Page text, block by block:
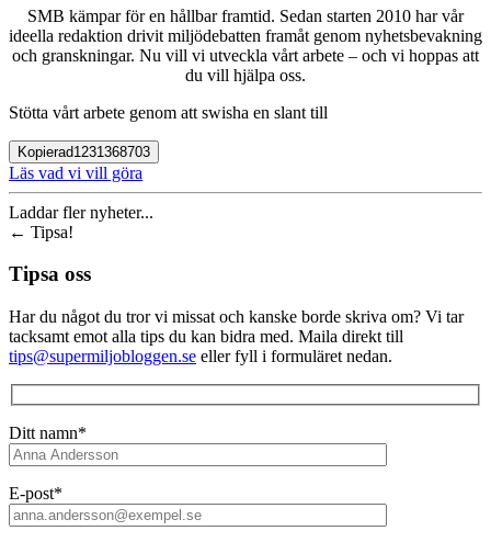
SMB kämpar för en hållbar framtid. Sedan starten 2010 har vår
ideella redaktion drivit miljödebatten framåt genom nyhetsbevakning
och granskningar. Nu vill vi utveckla vårt arbete – och vi hoppas att
du vill hjälpa oss.
Stötta vårt arbete genom att swisha en slant till
Kopierad1231368703
Läs vad vi vill göra
Laddar fler nyheter...
← Tipsa!
Tipsa oss
Har du något du tror vi missat och kanske borde skriva om? Vi tar
tacksamt emot alla tips du kan bidra med. Maila direkt till
tips@supermiljobloggen.se eller fyll i formuläret nedan.
Ditt namn*
E-post*